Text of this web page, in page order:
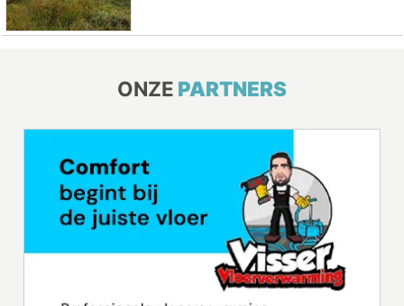
ONZE PARTNERS